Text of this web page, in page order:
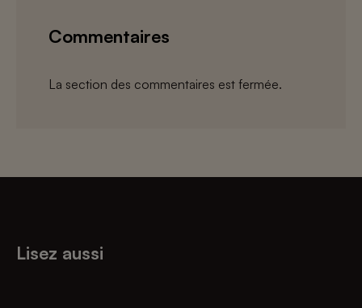
Commentaires
La section des commentaires est fermée.
Lisez aussi